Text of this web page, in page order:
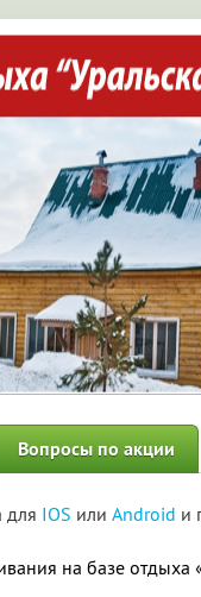
Вопросы по акции
для IOS или Android и
на базе отдыха